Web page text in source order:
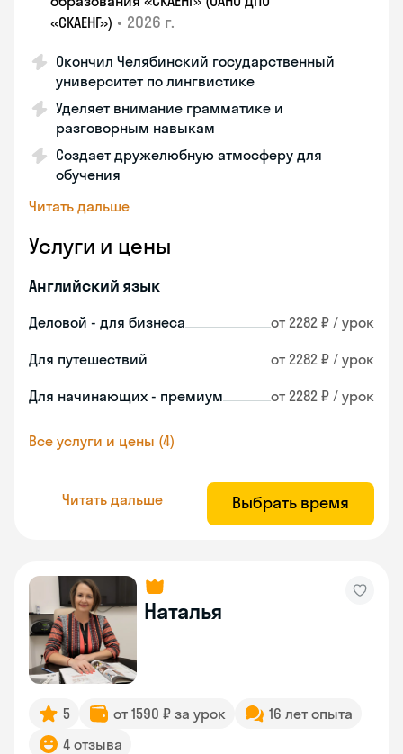
«СКАЕНГ») • 2026 г.
Окончил Челябинский государственный
университет по лингвистике
Уделяет внимание грамматике и
разговорным навыкам
Создает дружелюбную атмосферу для
обучения
Читать дальше
Услуги и цены
Английский язык
Деловой - для бизнеса от 2282 ₽ / урок
Для путешествий от 2282 ₽ / урок
Для начинающих - премиум от 2282 ₽ / урок
Все услуги и цены (4)
Читать дальше Выбрать время
Наталья
5 от 1590 ₽ за урок
16 лет опыта
4 отзыва